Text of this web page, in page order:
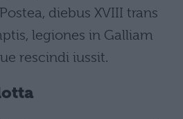
diebus XVIII trans
legiones in Galliam
rescindi iussit.